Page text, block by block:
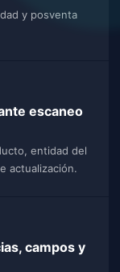
y posventa
escaneo
entidad del
actualización.
campos y